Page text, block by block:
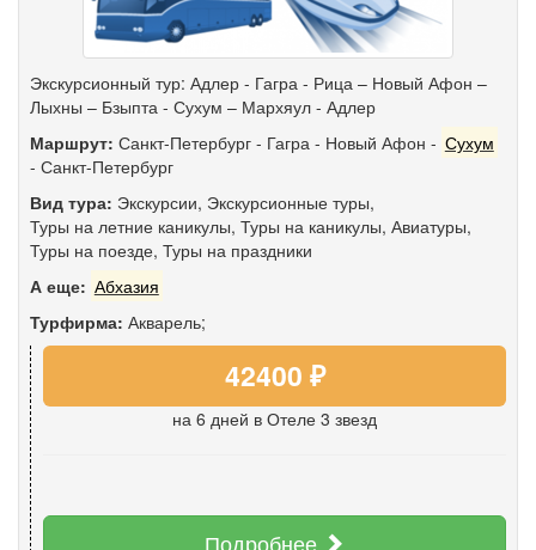
Экскурсионный тур: Адлер - Гагра - Рица – Новый Афон –
Лыхны – Бзыпта - Сухум – Мархяул - Адлер
Маршрут: Санкт-Петербург - Гагра - Новый Афон - Сухум
- Санкт-Петербург
Вид тура: Экскурсии, Экскурсионные туры,
Туры на летние каникулы, Туры на каникулы, Авиатуры,
Туры на поезде, Туры на праздники
А еще: Абхазия
Турфирма: Акварель;
42400 ₽
на 6 дней в Отеле 3 звезд
Подробнее